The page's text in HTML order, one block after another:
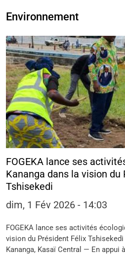
Environnement
FOGEKA lance ses
Kananga dans la vision du
Tshisekedi
dim, 1 Fév 2026 - 14:03
FOGEKA lance ses activités
vision du Président Félix Tshisekedi
Kananga, Kasaï Central — En appui